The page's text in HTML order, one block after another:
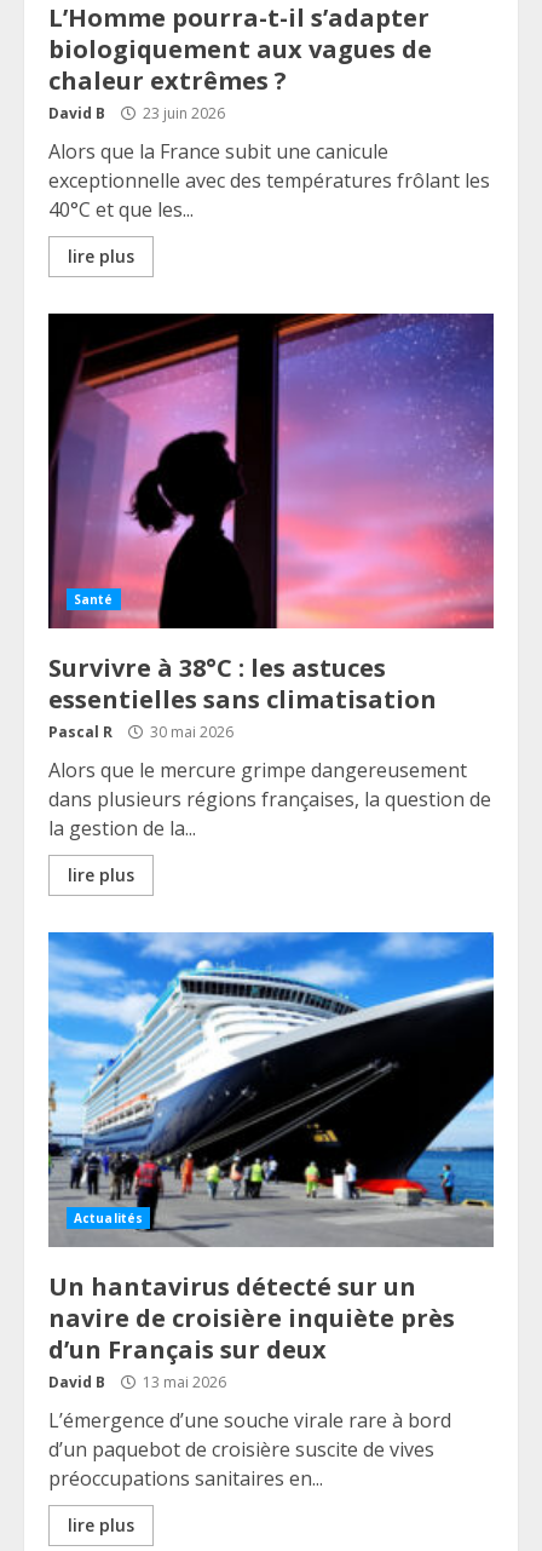
L’Homme pourra-t-il s’adapter
biologiquement aux vagues de
chaleur extrêmes ?
David B 23 juin 2026
Alors que la France subit une canicule
exceptionnelle avec des températures frôlant les
40°C et que les...
lire plus
Santé
Survivre à 38°C : les astuces
essentielles sans climatisation
Pascal R 30 mai 2026
Alors que le mercure grimpe dangereusement
dans plusieurs régions françaises, la question de
la gestion de la...
lire plus
Actualités
Un hantavirus détecté sur un
navire de croisière inquiète près
d’un Français sur deux
David B 13 mai 2026
L’émergence d’une souche virale rare à bord
d’un paquebot de croisière suscite de vives
préoccupations sanitaires en...
lire plus